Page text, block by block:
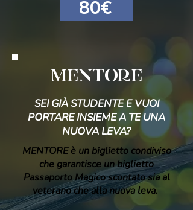
80€
MENTORE
SEI GIÀ STUDENTE E VUOI
PORTARE INSIEME A TE UNA
NUOVA LEVA?
MENTORE è un biglietto condiviso
che garantisce un biglietto
Passaporto Magico scontato sia al
veterano che alla nuova leva.